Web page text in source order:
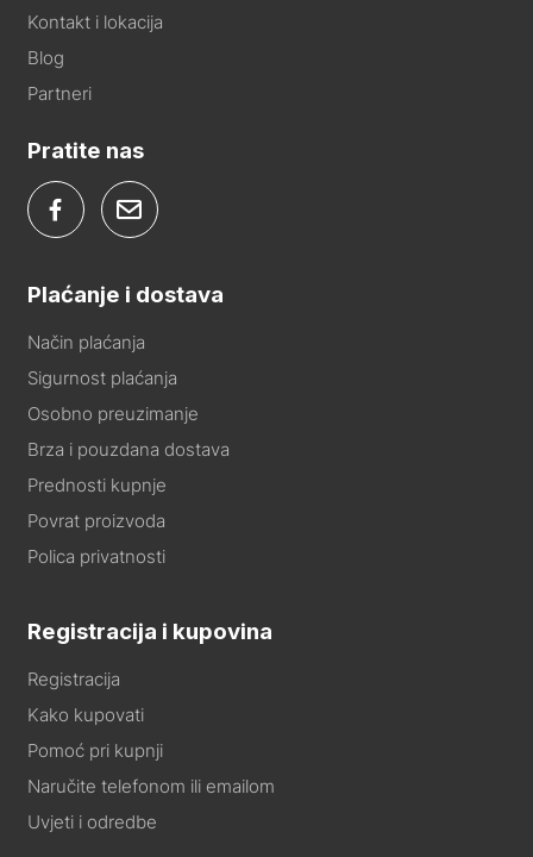
Kontakt i lokacija
Blog
Partneri
Pratite nas
Plaćanje i dostava
Način plaćanja
Sigurnost plaćanja
Osobno preuzimanje
Brza i pouzdana dostava
Prednosti kupnje
Povrat proizvoda
Polica privatnosti
Registracija i kupovina
Registracija
Kako kupovati
Pomoć pri kupnji
Naručite telefonom ili emailom
Uvjeti i odredbe